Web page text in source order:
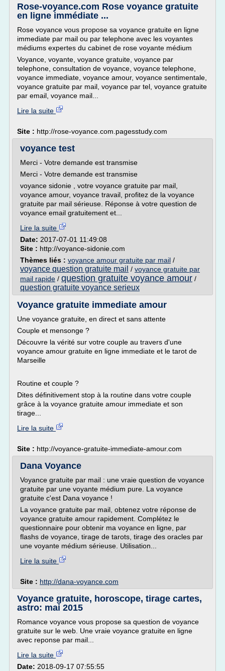
Rose-voyance.com Rose voyance gratuite
en ligne immédiate ...
Rose voyance vous propose sa voyance gratuite en ligne
immediate par mail ou par telephone avec les voyantes
médiums expertes du cabinet de rose voyante médium
Voyance, voyante, voyance gratuite, voyance par
telephone, consultation de voyance, voyance telephone,
voyance immediate, voyance amour, voyance sentimentale,
voyance gratuite par mail, voyance par tel, voyance gratuite
par email, voyance mail...
Lire la suite
Site : http://rose-voyance.com.pagesstudy.com
voyance test
Merci - Votre demande est transmise
Merci - Votre demande est transmise
voyance sidonie , votre voyance gratuite par mail,
voyance amour, voyance travail, profitez de la voyance
gratuite par mail sérieuse. Réponse à votre question de
voyance email gratuitement et...
Lire la suite
Date: 2017-07-01 11:49:08
Site : http://voyance-sidonie.com
Thèmes liés : voyance amour gratuite par mail /
voyance question gratuite mail / voyance gratuite par
mail rapide / question gratuite voyance amour /
question gratuite voyance serieux
Voyance gratuite immediate amour
Une voyance gratuite, en direct et sans attente
Couple et mensonge ?
Découvre la vérité sur votre couple au travers d'une
voyance amour gratuite en ligne immediate et le tarot de
Marseille
Routine et couple ?
Dites définitivement stop à la routine dans votre couple
grâce à la voyance gratuite amour immediate et son
tirage...
Lire la suite
Site : http://voyance-gratuite-immediate-amour.com
Dana Voyance
Voyance gratuite par mail : une vraie question de voyance
gratuite par une voyante médium pure. La voyance
gratuite c'est Dana voyance !
La voyance gratuite par mail, obtenez votre réponse de
voyance gratuite amour rapidement. Complétez le
questionnaire pour obtenir ma voyance en ligne, par
flashs de voyance, tirage de tarots, tirage des oracles par
une voyante médium sérieuse. Utilisation...
Lire la suite
Site : http://dana-voyance.com
Voyance gratuite, horoscope, tirage cartes,
astro: mai 2015
Romance voyance vous propose sa question de voyance
gratuite sur le web. Une vraie voyance gratuite en ligne
avec reponse par mail...
Lire la suite
Date: 2018-09-17 07:55:55